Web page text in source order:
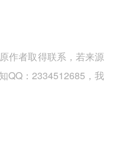
作者取得联系，若来源
QQ：2334512685，我